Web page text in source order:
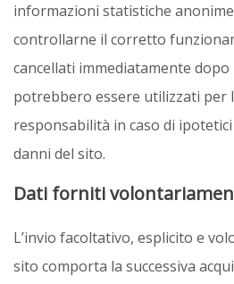
informazioni statistiche
controllarne il corretto
cancellati immediatamente dopo
potrebbero essere utilizzati per
responsabilità in caso di
danni del sito.
Dati forniti
L’invio facoltativo, esplicito e
sito comporta la successiva